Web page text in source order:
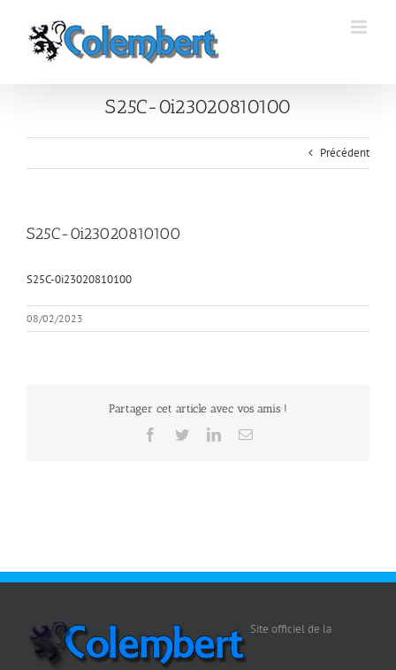
contenu
S25C-0i23020810100
Précédent
S25C-0i23020810100
S25C-0i23020810100
08/02/2023
Partager cet article avec vos amis !
Facebook
TwitterLinkedInEmail
Site officiel de la